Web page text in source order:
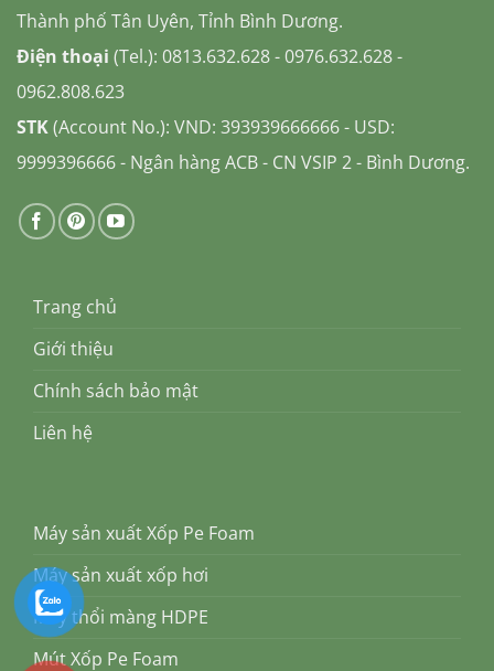
Thành phố Tân Uyên, Tỉnh Bình Dương.
Điện thoại (Tel.): 0813.632.628 - 0976.632.628 -
0962.808.623
STK(Account No.): VND: 393939666666 - USD:
9999396666 - Ngân hàng ACB - CN VSIP 2 - Bình Dương.
Trang chủ
Giới thiệu
Chính sách bảo mật
Liên hệ
Máy sản xuất Xốp Pe Foam
Máy sản xuất xốp hơi
Máy thổi màng HDPE
Mút Xốp Pe Foam